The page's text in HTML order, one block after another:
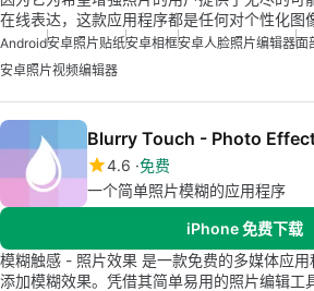
在线表达，这款应用程序都是任何对个性化图
Android安卓照片贴纸安卓相框安卓人脸照片编辑器面
安卓照片视频编辑器
Blurry Touch - Photo
4.6 免费
一个简单照片模糊的应用程序
iPhone 免费下载
模糊触感 - 照片效果 是一款免费的多媒体应
添加模糊效果。凭借其简单易用的照片编辑工